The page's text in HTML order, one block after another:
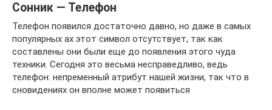
Сонник — Телефон
Телефон появился достаточно давно, но даже в самых
популярных ах этот символ отсутствует, так как
составлены они были еще до появления этого чуда
техники. Сегодня это весьма несправедливо, ведь
телефон: непременный атрибут нашей жизни, так что в
сновидениях он вполне может появиться